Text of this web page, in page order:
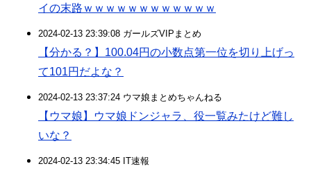
イの末路ｗｗｗｗｗｗｗｗｗｗｗｗ
2024-02-13 23:39:08 ガールズVIPまとめ
【分かる？】100.04円の小数点第一位を切り上げっ
て101円だよな？
2024-02-13 23:37:24 ウマ娘まとめちゃんねる
【ウマ娘】ウマ娘ドンジャラ、役一覧みたけど難し
いな？
2024-02-13 23:34:45 IT速報